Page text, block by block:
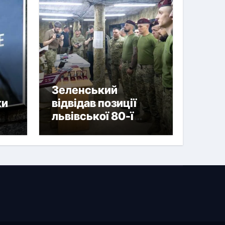
Зеленський
відвідав позиції
львівської 80-ї
нагороди